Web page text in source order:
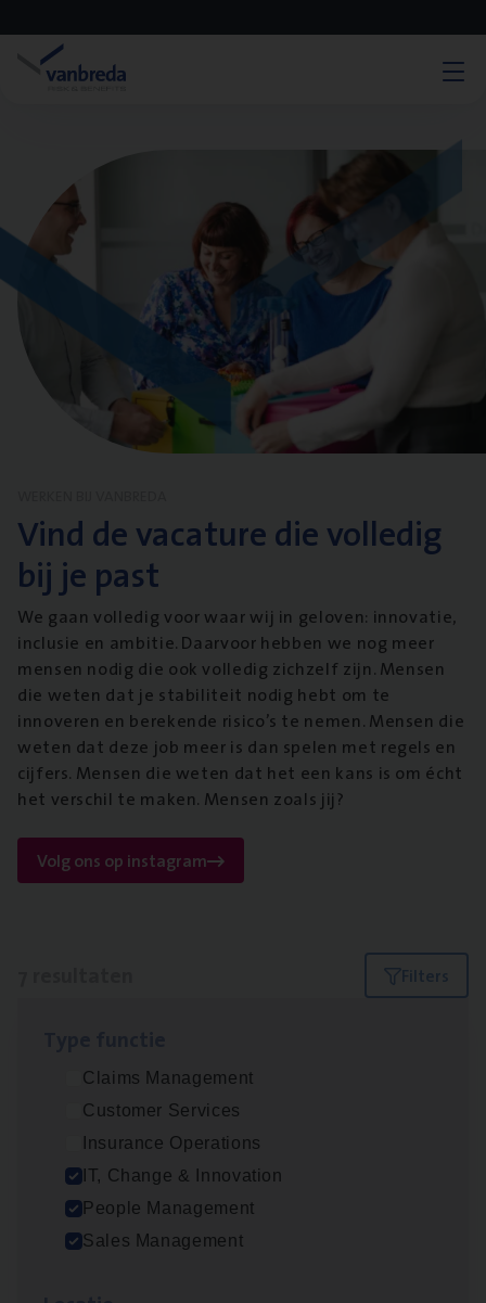
Vind de vacature die volledig
bij je past
We gaan volledig voor waar wij in geloven: innovatie,
inclusie en ambitie. Daarvoor hebben we nog meer
mensen nodig die ook volledig zichzelf zijn. Mensen
die weten dat je stabiliteit nodig hebt om te
innoveren en berekende risico’s te nemen. Mensen die
weten dat deze job meer is dan spelen met regels en
cijfers. Mensen die weten dat het een kans is om écht
het verschil te maken. Mensen zoals jij?
Volg ons op instagram
Filters
Claims Management
Customer Services
Insurance Operations
IT, Change & Innovation
People Management
Sales Management
Test Ana­lyst
IT, Change & Innovation
Antwerpen
Insu­ran­ce Bro­kerKMO